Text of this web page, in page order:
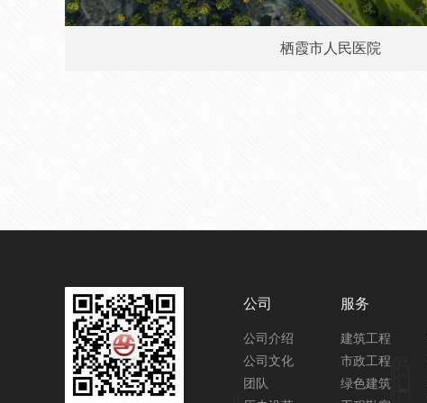
栖霞市人民医院
公司介绍
公司文化
团队
建筑工程
市政工程
绿色建筑
服务
公司